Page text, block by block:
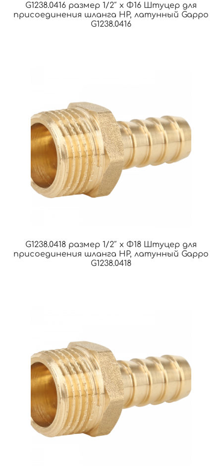
G1238.0416 размер 1/2″ x Φ16 Штуцер для
присоединения шланга НР, латунный Gappo
G1238.0416
G1238.0418 размер 1/2″ x Φ18 Штуцер для
присоединения шланга НР, латунный Gappo
G1238.0418